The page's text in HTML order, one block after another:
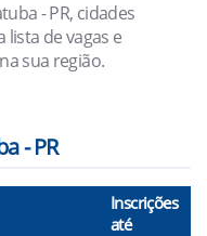
- PR, cidades
lista de vagas e
sua região.
- PR
Inscrições
até